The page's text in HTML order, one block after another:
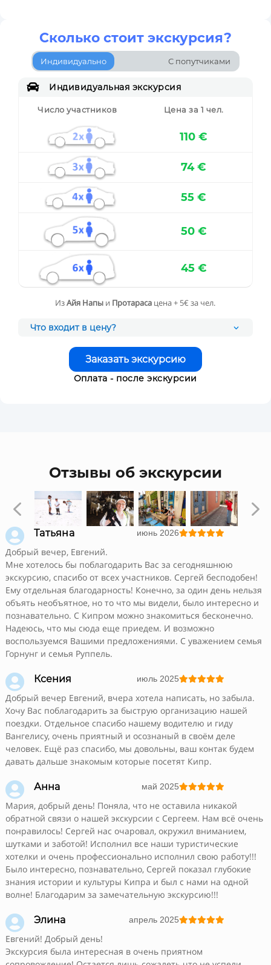
Сколько стоит экскурсия?
Индивидуально С попутчиками
 Индивидуальная экскурсия
Число участников Цена за 1 чел.
110 €
74 €
55 €
50 €
45 €
ИзАйя Напы и Протараса цена + 5€ за чел.
Что входит в цену?
Заказать экскурсию
Оплата - после экскурсии
Отзывы об экскурсии
4 5
 Татьяна июнь 2026
Добрый вечер, Евгений.
Мне хотелось бы поблагодарить Вас за сегодняшнюю
экскурсию, спасибо от всех участников. Сергей бесподобен!
Ему отдельная благодарность! Конечно, за один день нельзя
объять необъятное, но то что мы видели, было интересно и
познавательно. С Кипром можно знакомиться бесконечно.
Надеюсь, что мы сюда еще приедем. И возможно
воспользуемся Вашими предложениями. С уважением семья
Горнунг и семья Руппель.
 Ксения июль 2025
Добрый вечер Евгений, вчера хотела написать, но забыла.
Хочу Вас поблагодарить за быструю организацию нашей
поездки. Отдельное спасибо нашему водителю и гиду
Вангелису, очень приятный и осознаный в своём деле
человек. Ещё раз спасибо, мы довольны, ваш контак будем
давать дальше знакомым которые посетят Кипр.
 Анна май 2025
Мария, добрый день! Поняла, что не оставила никакой
обратной связи о нашей экскурсии с Сергеем. Нам всё очень
понравилось! Сергей нас очаровал, окружил вниманием,
шутками и заботой! Исполнил все наши туристические
хотелки и очень профессионально исполнил свою работу!!!
Было интересно, познавательно, Сергей показал глубокие
знания истории и культуры Кипра и был с нами на одной
волне! Благодарим за замечательную экскурсию!!!
 Элина апрель 2025
Евгений! Добрый день!
Экскурсия была интересная в очень приятном